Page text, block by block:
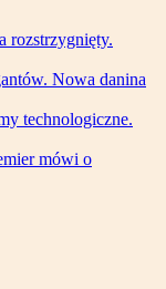
rozstrzygnięty.
Nowa danina
technologiczne.
mówi o